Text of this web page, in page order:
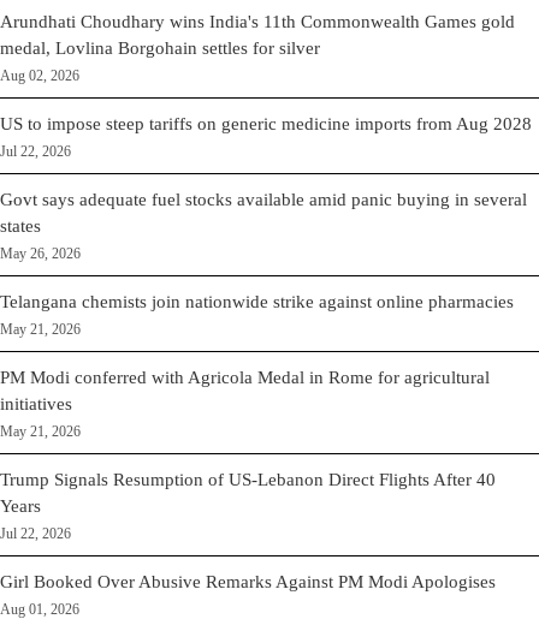
Arundhati Choudhary wins India's 11th Commonwealth Games gold
medal, Lovlina Borgohain settles for silver
Aug 02, 2026
US to impose steep tariffs on generic medicine imports from Aug 2028
Jul 22, 2026
Govt says adequate fuel stocks available amid panic buying in several
states
May 26, 2026
Telangana chemists join nationwide strike against online pharmacies
May 21, 2026
PM Modi conferred with Agricola Medal in Rome for agricultural
initiatives
May 21, 2026
Trump Signals Resumption of US-Lebanon Direct Flights After 40
Years
Jul 22, 2026
Girl Booked Over Abusive Remarks Against PM Modi Apologises
Aug 01, 2026